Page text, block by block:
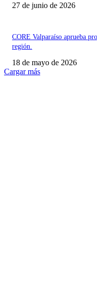
27 de junio de 2026
CORE Valparaíso aprueba
región.
18 de mayo de 2026
Cargar más